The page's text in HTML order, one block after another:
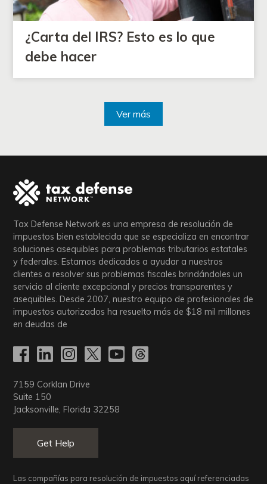
¿Carta del IRS? Esto es lo que
debe hacer
Ver más
Tax Defense Network es una empresa de resolución de
impuestos bien establecida que se especializa en encontrar
soluciones asequibles para problemas tributarios estatales
y federales. Estamos dedicados a ayudar a nuestros
clientes a resolver sus problemas fiscales brindándoles un
servicio al cliente excepcional y precios transparentes y
asequibles. Desde 2007, nuestro equipo de profesionales de
impuestos autorizados ha resuelto más de$18 mil millones
en deudas de
7159 Corklan Drive
Suite 150
Jacksonville, Florida 32258
Get Help
Las compañías para resolución de impuestos aquí referenciadas